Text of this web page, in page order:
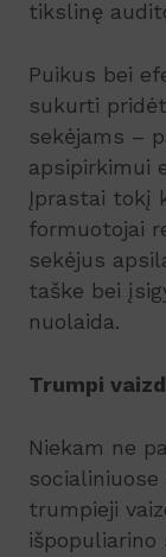
tikslinę
Puikus bei
sukurti
sekėjams –
apsipirkimui
Įprastai tokį
formuotojai
sekėjus
taške bei
nuolaida.
Trumpi
Niekam ne
trumpieji
išpopuliarino